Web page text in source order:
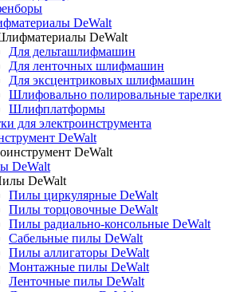
DeWalt
DeWalt
Для дельташлифмашин
Для ленточных шлифмашин
Для эксцентриковых шлифмашин
Шлифовально полировальные тарелки
Шлифплатформы
для электроинструмента
DeWalt
DeWalt
DeWalt
DeWalt
Пилы циркулярные DeWalt
Пилы торцовочные DeWalt
Пилы радиально-консольные DeWalt
Сабельные пилы DeWalt
Пилы аллигаторы DeWalt
Монтажные пилы DeWalt
Ленточные пилы DeWalt